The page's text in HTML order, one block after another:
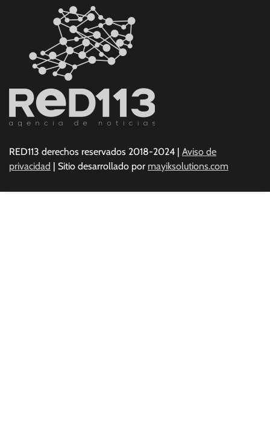
RED113 derechos reservados 2018-2024 | Aviso de
privacidad
| Sitio desarrollado por mayiksolutions.com